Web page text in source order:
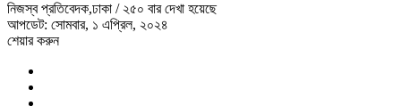
নিজস্ব প্রতিবেদক,ঢাকা / ২৫০ বার দেখা হয়েছে
আপডেট: সোমবার, ১ এপ্রিল, ২০২৪
শেয়ার করুন